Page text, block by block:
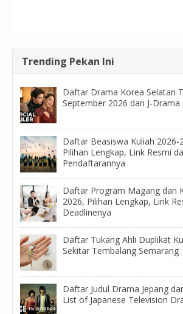
Trending Pekan Ini
Daftar Drama Korea Selatan
September 2026 dan J-Drama
Daftar Beasiswa Kuliah 2026-
Pilihan Lengkap, Link Resmi
Pendaftarannya
Daftar Program Magang dan
2026, Pilihan Lengkap, Link
Deadlinenya
Daftar Tukang Ahli Duplikat
Sekitar Tembalang Semarang
Daftar Judul Drama Jepang
List of Japanese Television